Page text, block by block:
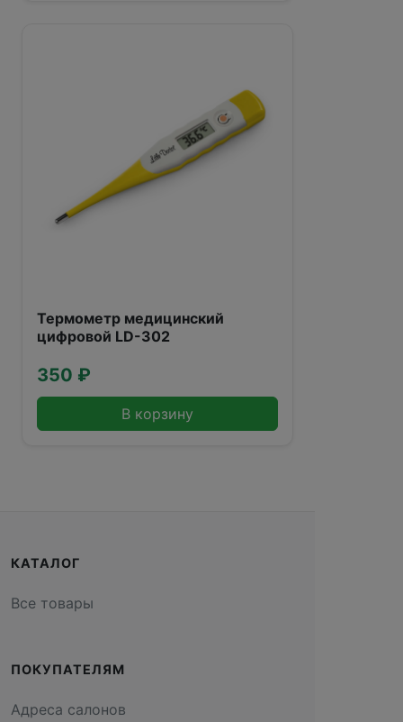
Термометр медицинский
цифровой LD-302
350 ₽
В корзину
КАТАЛОГ
Все товары
ПОКУПАТЕЛЯМ
Адреса салонов